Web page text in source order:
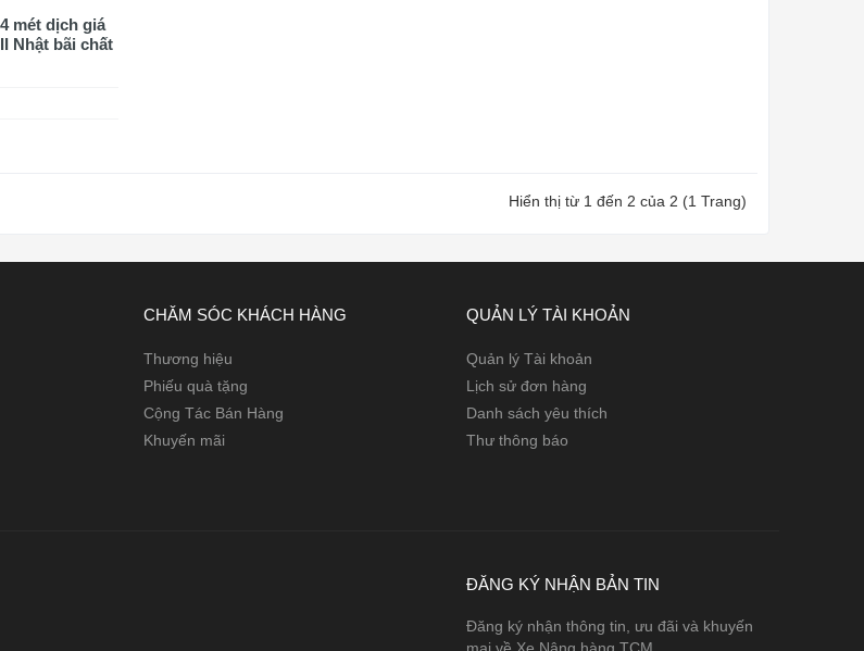
mét dịch giá
Nhật bãi chất
Hiển thị từ 1 đến 2 của 2 (1 Trang)
CHĂM SÓC KHÁCH HÀNG
Thương hiệu
Phiếu quà tặng
Cộng Tác Bán Hàng
Khuyến mãi
QUẢN LÝ TÀI KHOẢN
Quản lý Tài khoản
Lịch sử đơn hàng
Danh sách yêu thích
Thư thông báo
ĐĂNG KÝ NHẬN BẢN TIN
Đăng ký nhận thông tin, ưu đãi và khuyến